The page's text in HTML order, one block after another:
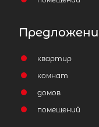
квартир
комнат
домов
помещений